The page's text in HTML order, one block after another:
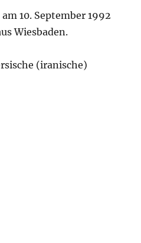
10. September 1992
Wiesbaden.
(iranische)